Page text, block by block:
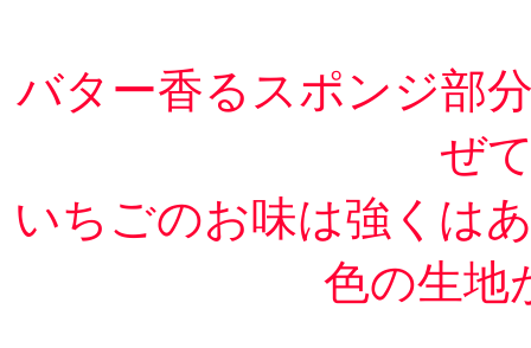
バター香るスポンジ部
ぜ
いちごのお味は強くは
色の生地